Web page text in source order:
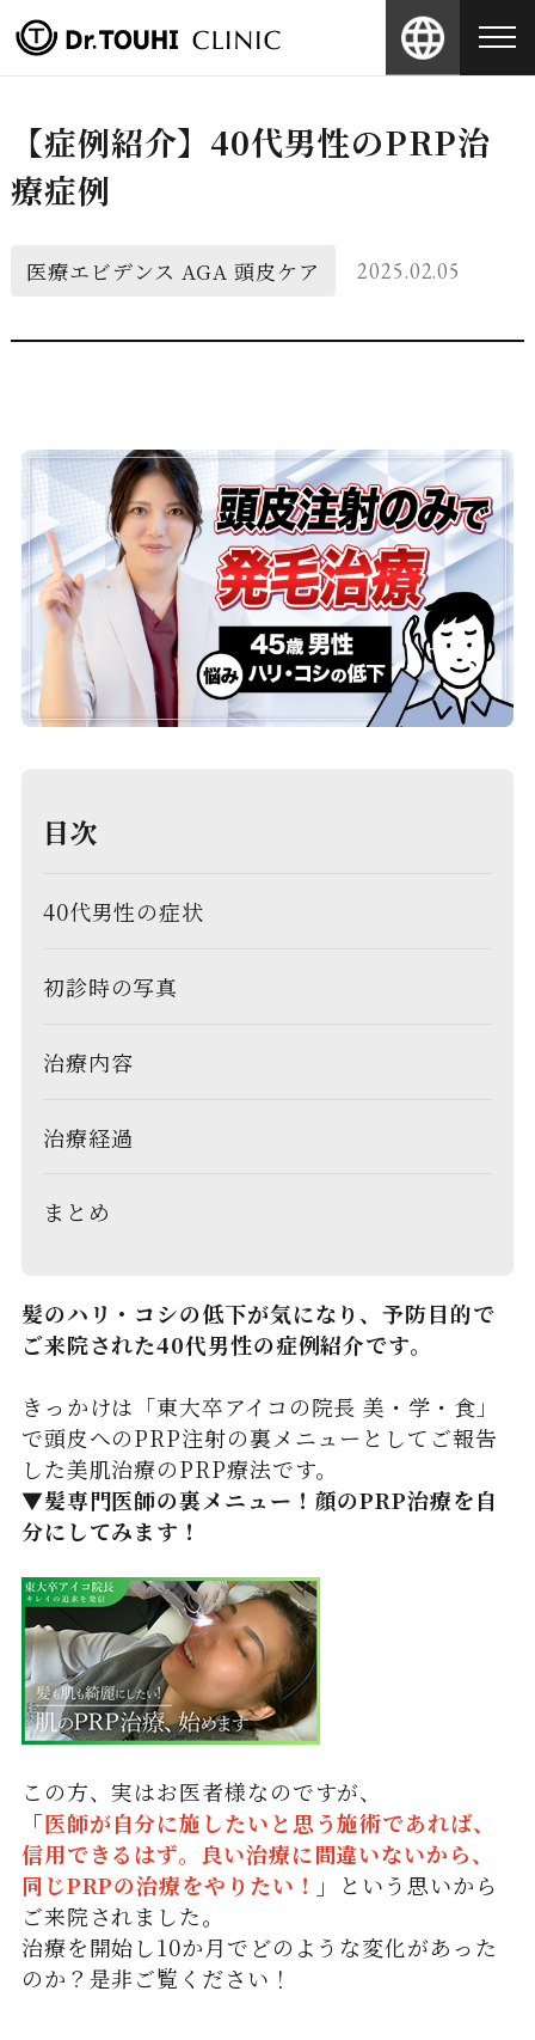
【症例紹介】40代男性のPRP治
療症例
医療エビデンス AGA 頭皮ケア 2025.02.05
目次
40代男性の症状
初診時の写真
治療内容
治療経過
まとめ
髪のハリ・コシの低下が気になり、予防目的で
ご来院された40代男性の症例紹介です。
きっかけは「東大卒アイコの院長 美・学・食」
で頭皮へのPRP注射の裏メニューとしてご報告
した美肌治療のPRP療法です。
▼髪専門医師の裏メニュー！顔のPRP治療を自
分にしてみます！
この方、実はお医者様なのですが、
「医師が自分に施したいと思う施術であれば、
信用できるはず。良い治療に間違いないから、
同じPRPの治療をやりたい！ 」
という思いから
ご来院されました。
治療を開始し10か月でどのような変化があった
のか？是非ご覧ください！